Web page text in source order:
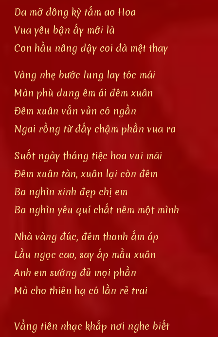
Da mỡ đông kỳ tắm ao Hoa
Vua yêu bận ấy mới là
Con hầu nâng dậy coi đà mệt thay
Vàng nhẹ bước lung lay tóc mái
Màn phù dung êm ái đêm xuân
Đêm xuân vắn vủn có ngần
Ngai rồng từ đấy chậm phần vua ra
Suốt ngày tháng tiệc hoa vui mãi
Đêm xuân tàn, xuân lại còn đêm
Ba nghìn xinh đẹp chị em
Ba nghìn yêu quí chất nêm một mình
Nhà vàng đúc, đêm thanh ấm áp
Lầu ngọc cao, say ắp mầu xuân
Anh em sướng đủ mọi phần
Mà cho thiên hạ có lần rẻ trai
Vẳng tiên nhạc khắp nơi nghe biết